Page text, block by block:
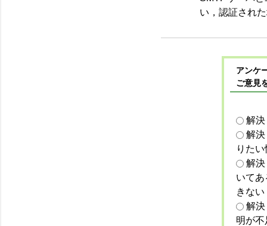
い，認証され
アンケ
ご意見
解
解
りた
解
いて
きない
解
明が